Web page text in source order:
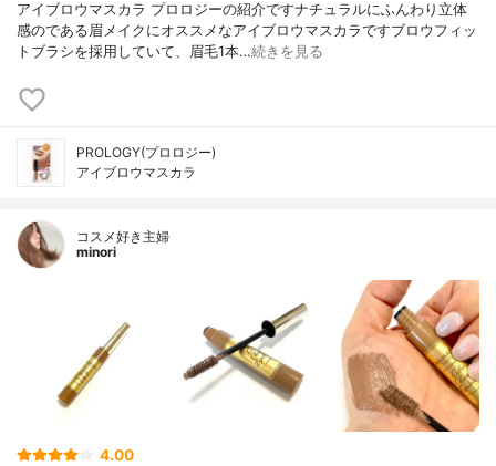
アイブロウマスカラ プロロジーの紹介ですナチュラルにふんわり立体
感のである眉メイクにオススメなアイブロウマスカラですブロウフィッ
トブラシを採用していて、眉毛1本…続きを見る
PROLOGY(プロロジー)
アイブロウマスカラ
コスメ好き主婦
minori
4.00